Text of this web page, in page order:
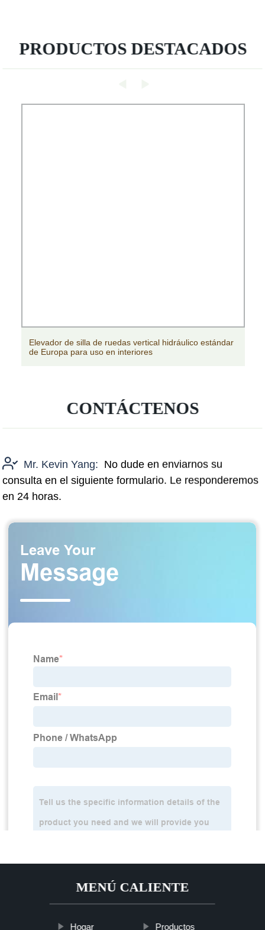
PRODUCTOS DESTACADOS
Elevador de silla de ruedas vertical hidráulico estándar
de Europa para uso en interiores
CONTÁCTENOS
Mr. Kevin Yang: No dude en enviarnos su
consulta en el siguiente formulario. Le responderemos
en 24 horas.
MENÚ CALIENTE
Hogar Productos